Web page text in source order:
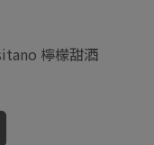
檸檬甜酒